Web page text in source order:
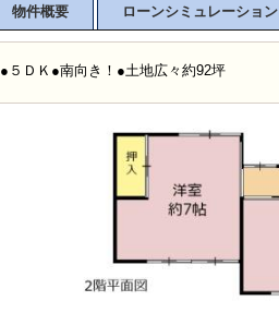
物件概要 ローンシミュレーション
●５ＤＫ●南向き！●土地広々約92坪